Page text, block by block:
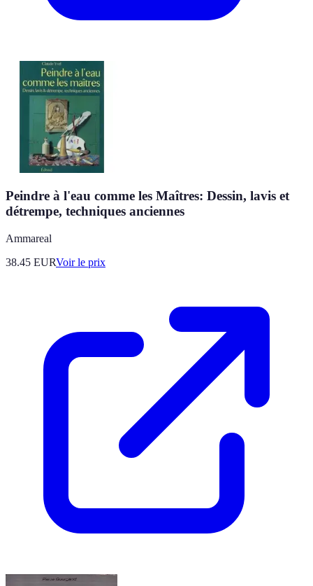
Peindre à l'eau comme les Maîtres: Dessin, lavis et
détrempe, techniques anciennes
Ammareal
38.45 EURVoir le prix